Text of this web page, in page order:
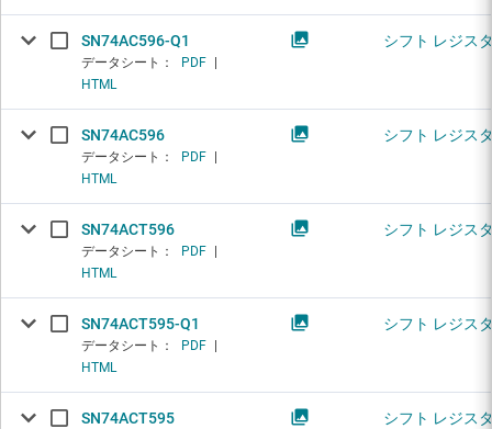
SN74AC596-Q1
データシート： PDF
HTML
シフト レジス
SN74AC596
データシート： PDF
HTML
シフト レジス
SN74ACT596
データシート： PDF
HTML
シフト レジス
SN74ACT595-Q1
データシート： PDF
HTML
シフト レジス
SN74ACT595 シフト レジス